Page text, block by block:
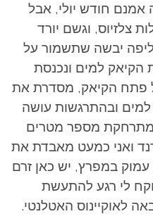
אמנם חודש יולי, אבל
המים כאן 13 מעלות צלזיוס, וגשם יורד
יבשה שתשמור על
הקיאק למים ונכנסת
פתח הקיאק, מסדרת את
ובהתרגשות עושה
מתרחקת מספר מטרים
ואני כמעט מאבדת את
עמוק במפרץ, יש כאן זרם
לי רגע להתעשת
לאוקיינוס האטלנטי.